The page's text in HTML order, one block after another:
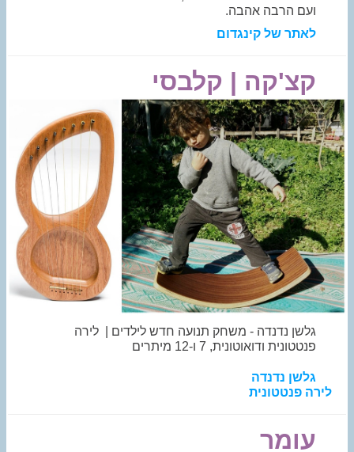
ועם הרבה אהבה.
לאתר של קינגדום
קצ'קה | קלבסי
גלשן נדנדה - משחק תנועה חדש לילדים | לירה
פנטטונית ודואוטונית, 7 ו-12 מיתרים
גלשן נדנדה
לירה פנטטונית
עומר